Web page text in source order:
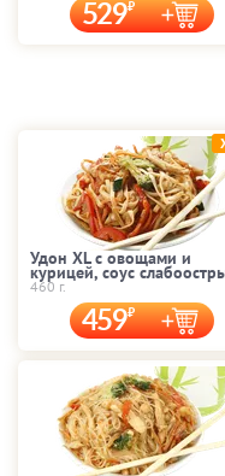
529
Удон XL с овощами и
курицей, соус
460 г.
459